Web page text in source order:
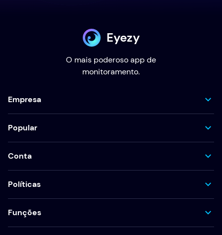
Eyezy
O mais poderoso app de
monitoramento.
Empresa
Popular
Conta
Políticas
Funções